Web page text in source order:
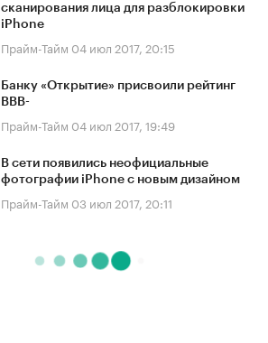
сканирования лица для разблокировки
iPhone
Прайм-Тайм 04 июл 2017, 20:15
Банку «Открытие» присвоили рейтинг
BBB-
Прайм-Тайм 04 июл 2017, 19:49
В сети появились неофициальные
фотографии iPhone с новым дизайном
Прайм-Тайм 03 июл 2017, 20:11